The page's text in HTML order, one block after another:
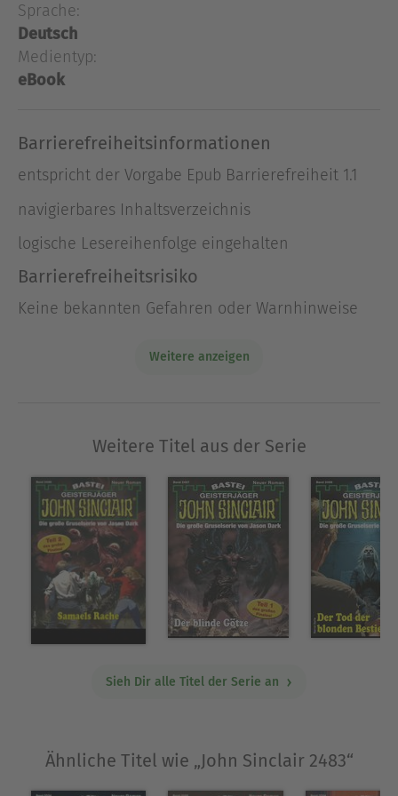
umzuschauen - doch er fand nur noch eine Ruine
vor. Eine Ruine, in der ihn ein Gespenst empfing!
Auch ich begab mich zum Angels Home - und traf
dort auf den Astralleib von Gabriel Hannigan. Und
Ausblenden
Sprache:
Deutsch
Medientyp:
eBook
Barrierefreiheitsinformationen
entspricht der Vorgabe Epub Barrierefreiheit 1.1
navigierbares Inhaltsverzeichnis
logische Lesereihenfolge eingehalten
Barrierefreiheitsrisiko
Keine bekannten Gefahren oder Warnhinweise
Weitere anzeigen
Weitere Titel aus der Serie
Sieh Dir alle Titel der Serie an
Ähnliche Titel wie „John Sinclair 2483“